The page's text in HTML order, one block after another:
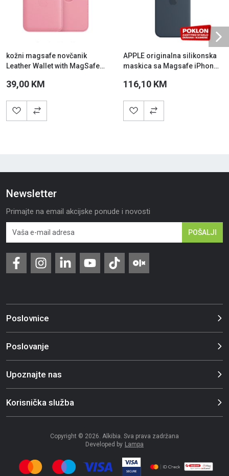
kožni magsafe novčanik
Leather Wallet with MagSafe
39,00 KM
APPLE originalna silikonska
maskica sa Magsafe iPhone
116,10 KM
Newsletter
Primajte na email akcijske ponude i novosti
POŠALJI
Poslovnice
Poslovanje
Upoznajte nas
Korisnička služba
Copyright © 2026. Alkibia. Sva prava zadržana
Developed by Lampa